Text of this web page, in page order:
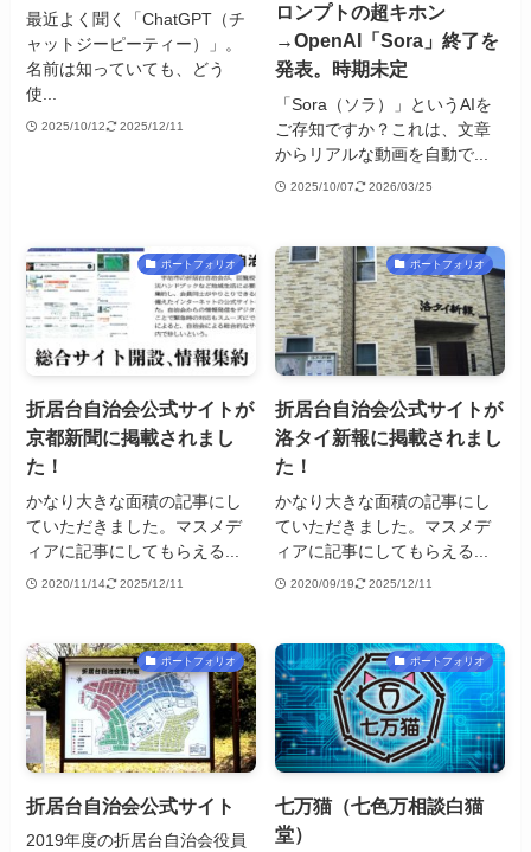
最近よく聞く「ChatGPT（チ
ャットジーピーティー）」。
名前は知っていても、どう
使...
2025/10/12 2025/12/11
ロンプトの超キホン
→OpenAI「Sora」終了を
発表。時期未定
「Sora（ソラ）」というAIを
ご存知ですか？これは、文章
からリアルな動画を自動で...
2025/10/07 2026/03/25
ポートフォリオ
折居台自治会公式サイトが
京都新聞に掲載されまし
た！
かなり大きな面積の記事にし
ていただきました。マスメデ
ィアに記事にしてもらえる...
2020/11/14 2025/12/11
ポートフォリオ
折居台自治会公式サイトが
洛タイ新報に掲載されまし
た！
かなり大きな面積の記事にし
ていただきました。マスメデ
ィアに記事にしてもらえる...
2020/09/19 2025/12/11
ポートフォリオ
折居台自治会公式サイト
2019年度の折居台自治会役員
ポートフォリオ
七万猫（七色万相談白猫
堂）